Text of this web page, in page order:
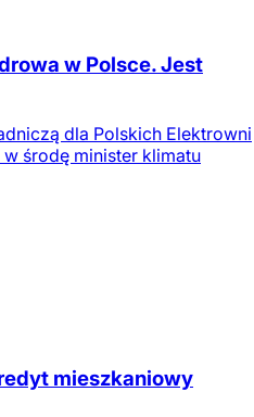
w Polsce. Jest
dla Polskich Elektrowni
środę minister klimatu
mieszkaniowy